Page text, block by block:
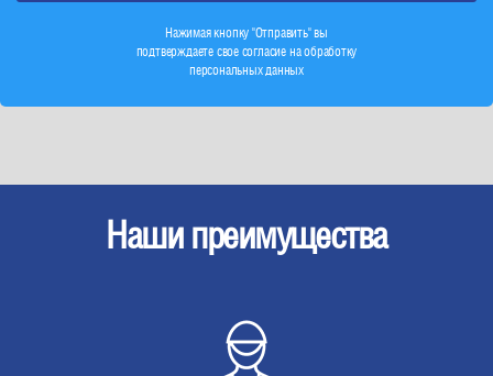
Нажимая кнопку "Отправить" вы
подтверждаете свое согласие на обработку
персональных данных
Наши преимущества